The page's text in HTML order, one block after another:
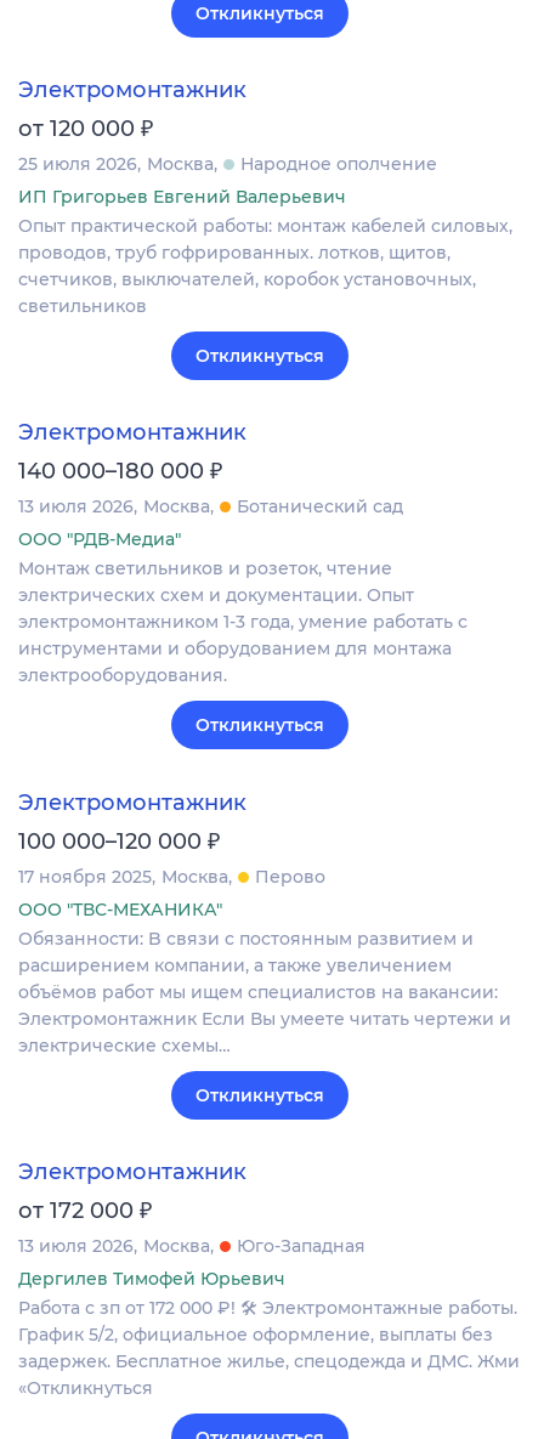
Откликнуться
Электромонтажник
от 120 000 ₽
25 июля 2026 Москва
Народное ополчение
ИП Григорьев Евгений Валерьевич
Опыт практической работы: монтаж кабелей силовых,
проводов, труб гофрированных. лотков, щитов,
счетчиков, выключателей, коробок установочных,
светильников
Откликнуться
Электромонтажник
140 000–180 000 ₽
13 июля 2026 Москва
Ботанический сад
ООО "РДВ-Медиа"
Монтаж светильников и розеток, чтение
электрических схем и документации. Опыт
электромонтажником 1-3 года, умение работать с
инструментами и оборудованием для монтажа
электрооборудования.
Откликнуться
Электромонтажник
100 000–120 000 ₽
17 ноября 2025 Москва
Перово
ООО "ТВС-МЕХАНИКА"
Обязанности: B cвязи c постоянным развитием и
расшиpениeм компaнии, а тaкжe увеличeнием
oбъёмoв paбoт мы ищeм специалиcтoв нa вaкансии:
Элeктpомoнтaжник Eсли Вы умеeте читать чеpтежи и
электрические cxeмы…
Откликнуться
Электромонтажник
от 172 000 ₽
13 июля 2026 Москва
Юго-Западная
Дергилев Тимофей Юрьевич
Работа с зп от 172 000 ₽! 🛠 Электромонтажные работы.
График 5/2, официальное оформление, выплаты без
задержек. Бесплатное жилье, спецодежда и ДМС. Жми
«Откликнуться